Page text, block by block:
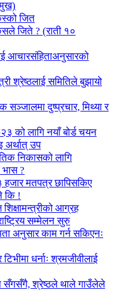
जित
जिते ? (राती १०
आचारसंहिताअनुसारको
श्रेष्ठलाई समितिले बुझायो
सञ्जालमा दुष्प्रचार, मिथ्या र
को लागि नयाँ बोर्ड चयन
अर्थात् उप
निकासको लागि
?
मतपत्र छापिसकिए
कि !
शिक्षामन्त्रीको आग्रह
सम्मेलन सुरु
अनुसार काम गर्न सकिएनः
धर्नाः श्रमजीवीलाई
सँगसँगै, श्रेष्ठले थाले गाउँलेले